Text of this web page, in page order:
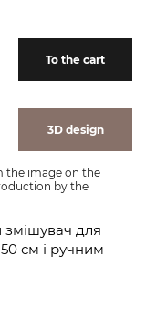
To the cart
3D design
the image on the
by the
змішувач для
см і ручним